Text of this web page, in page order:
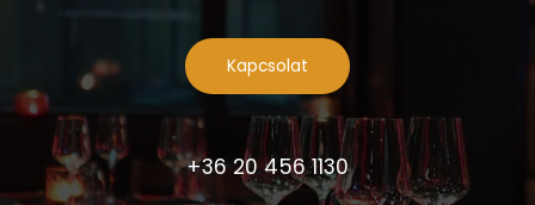
Kapcsolat
+36 20 456 1130